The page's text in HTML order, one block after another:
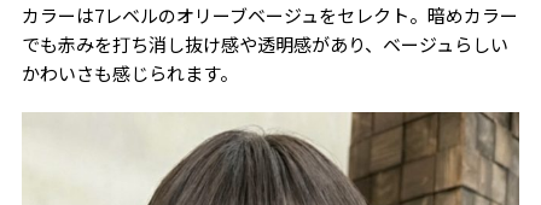
カラーは7レベルのオリーブベージュをセレクト。暗めカラー
でも赤みを打ち消し抜け感や透明感があり、ベージュらしい
かわいさも感じられます。